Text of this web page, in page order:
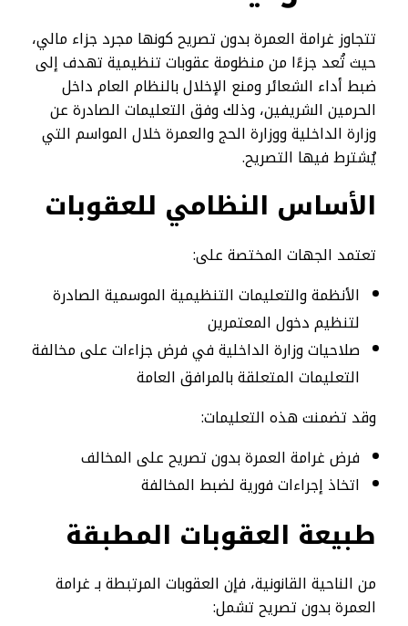
تتجاوز غرامة العمرة بدون تصريح كونها مجرد جزاء مالي،
حيث تُعد جزءًا من منظومة عقوبات تنظيمية تهدف إلى
ضبط أداء الشعائر ومنع الإخلال بالنظام العام داخل
الحرمين الشريفين، وذلك وفق التعليمات الصادرة عن
وزارة الداخلية ووزارة الحج والعمرة خلال المواسم التي
يُشترط فيها التصريح.
الأساس النظامي للعقوبات
تعتمد الجهات المختصة على:
الأنظمة والتعليمات التنظيمية الموسمية الصادرة
لتنظيم دخول المعتمرين
صلاحيات وزارة الداخلية في فرض جزاءات على مخالفة
التعليمات المتعلقة بالمرافق العامة
وقد تضمنت هذه التعليمات:
فرض غرامة العمرة بدون تصريح على المخالف
اتخاذ إجراءات فورية لضبط المخالفة
طبيعة العقوبات المطبقة
من الناحية القانونية، فإن العقوبات المرتبطة بـ غرامة
العمرة بدون تصريح تشمل: